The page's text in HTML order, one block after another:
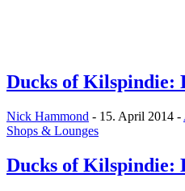
Ducks of Kilspindie:
Nick Hammond - 15. April 2014 -
Shops & Lounges
Ducks of Kilspindie: